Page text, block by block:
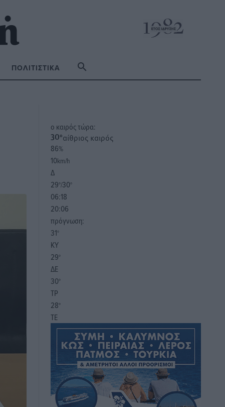
ΠΟΛΙΤΙΣΤΙΚΆ
o καιρός τώρα:
30°αίθριος καιρός
86%
10km/h
Δ
29°/30°
06:18
20:06
πρόγνωση:
31°
ΚΥ
29°
ΔΕ
30°
ΤΡ
28°
ΤΕ